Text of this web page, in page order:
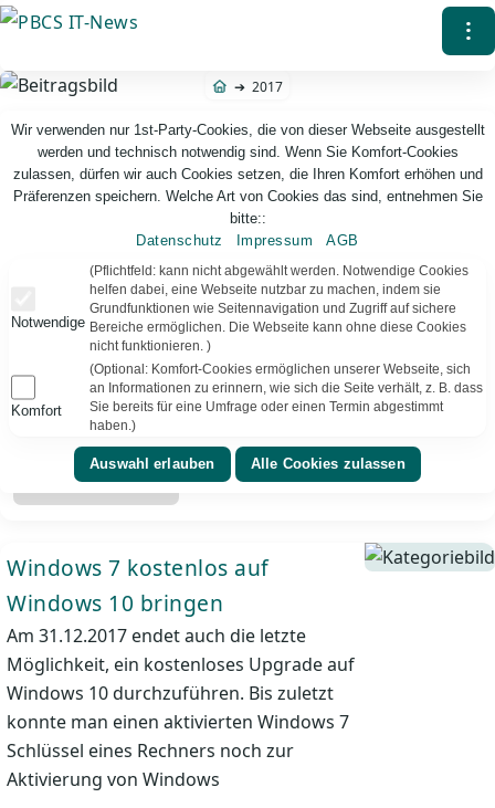
Direkt
Inhalt
⁝
2017
PBCS IT-News – IT. Web. Einfach. Webdesign, Analyse & Beratung
Jahr:2017 43Ergebnisse
Windows 7 kostenlos auf
Windows 10 bringen
Am 31.12.2017 endet auch die letzte
Möglichkeit, ein kostenloses Upgrade auf
Windows 10 durchzuführen. Bis zuletzt
konnte man einen aktivierten Windows 7
Schlüssel eines Rechners noch zur
Aktivierung von Windows
Wir verwenden nur 1st-Party-Cookies, die von dieser Webseite ausgestellt
werden und technisch notwendig sind. Wenn Sie Komfort-Cookies
zulassen, dürfen wir auch Cookies setzen, die Ihren Komfort erhöhen und
Präferenzen speichern. Welche Art von Cookies das sind, entnehmen Sie
bitte::
Datenschutz
Impressum AGB
Notwendige
(Pflichtfeld: kann nicht abgewählt werden. Notwendige Cookies
helfen dabei, eine Webseite nutzbar zu machen, indem sie
Grundfunktionen wie Seitennavigation und Zugriff auf sichere
Bereiche ermöglichen. Die Webseite kann ohne diese Cookies
nicht funktionieren. )
Komfort
(Optional: Komfort-Cookies ermöglichen unserer Webseite, sich
an Informationen zu erinnern, wie sich die Seite verhält, z. B. dass
Sie bereits für eine Umfrage oder einen Termin abgestimmt
haben.)